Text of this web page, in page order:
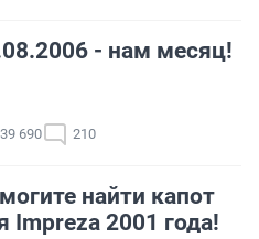
- нам месяц!
39 690 210
найти капот
Impreza 2001 года!